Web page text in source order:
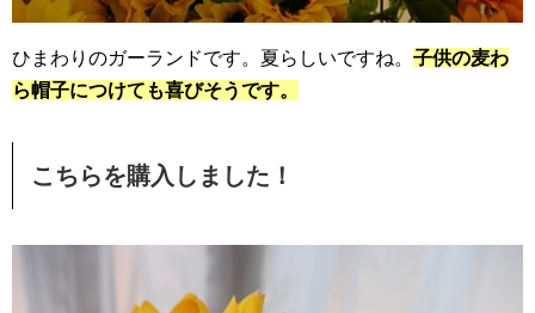
ひまわりのガーランドです。夏らしいですね。 子供の麦わ
ら帽子につけても喜びそうです。
こちらを購入しました！